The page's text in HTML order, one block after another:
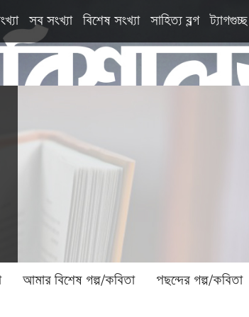
সব সংখ্যা বিশেষ সংখ্যা সাহিত্য ব্লগ ট্যাগগুচ্ছ
আমার বিশেষ গল্প/কবিতা পছন্দের গল্প/কবিতা